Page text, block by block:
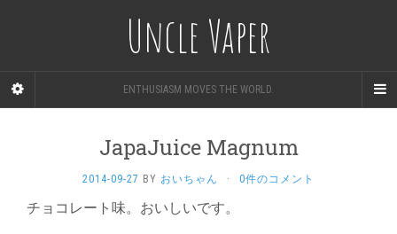
Uncle Vaper
ENTHUSIASM MOVES THE WORLD.
JapaJuice Magnum
2014-09-27 BY おいちゃん · 0件のコメント
チョコレート味。おいしいです。